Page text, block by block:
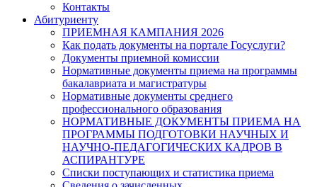
Контакты
Абитуриенту
ПРИЕМНАЯ КАМПАНИЯ 2026
Как подать документы на портале Госуслуги?
Документы приемной комиссии
Нормативные документы приема на программы
бакалавриата и магистратуры
Нормативные документы среднего
профессионального образования
НОРМАТИВНЫЕ ДОКУМЕНТЫ ПРИЕМА НА
ПРОГРАММЫ ПОДГОТОВКИ НАУЧНЫХ И
НАУЧНО-ПЕДАГОГИЧЕСКИХ КАДРОВ В
АСПИРАНТУРЕ
Списки поступающих и статистика приема